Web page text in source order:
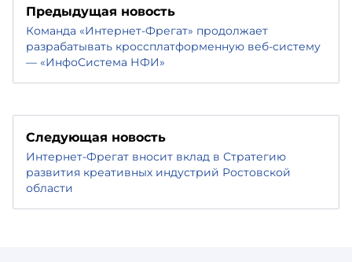
Предыдущая новость
Команда «Интернет-Фрегат» продолжает
разрабатывать кроссплатформенную веб-систему
— «ИнфоСистема НФИ»
Следующая новость
Интернет-Фрегат вносит вклад в Стратегию
развития креативных индустрий Ростовской
области